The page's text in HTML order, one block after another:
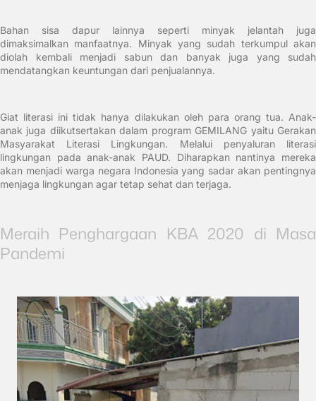
Bahan sisa dapur lainnya seperti minyak jelantah juga
dimaksimalkan manfaatnya. Minyak yang sudah terkumpul akan
diolah kembali menjadi sabun dan banyak juga yang sudah
mendatangkan keuntungan dari penjualannya.
Giat literasi ini tidak hanya dilakukan oleh para orang tua. Anak-
anak juga diikutsertakan dalam program GEMILANG yaitu Gerakan
Masyarakat Literasi Lingkungan. Melalui penyaluran literasi
lingkungan pada anak-anak PAUD. Diharapkan nantinya mereka
akan menjadi warga negara Indonesia yang sadar akan pentingnya
menjaga lingkungan agar tetap sehat dan terjaga.
Meraih Penghargaan KBA 2020 di Masa
Pandemi